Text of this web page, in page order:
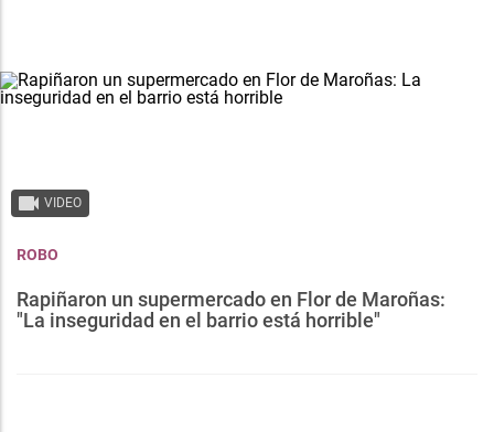
VIDEO
ROBO
Rapiñaron un supermercado en Flor de Maroñas:
"La inseguridad en el barrio está horrible"